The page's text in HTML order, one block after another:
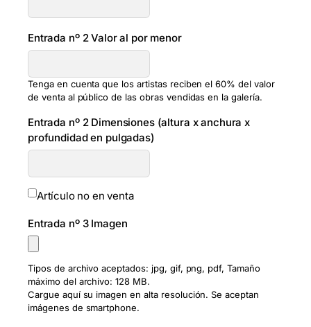
Entrada nº 2 Valor al por menor
Tenga en cuenta que los artistas reciben el 60% del valor
de venta al público de las obras vendidas en la galería.
Entrada nº 2 Dimensiones (altura x anchura x
profundidad en pulgadas)
Artículo no en venta
Entrada nº 3 Imagen
Tipos de archivo aceptados: jpg, gif, png, pdf, Tamaño
máximo del archivo: 128 MB.
Cargue aquí su imagen en alta resolución. Se aceptan
imágenes de smartphone.